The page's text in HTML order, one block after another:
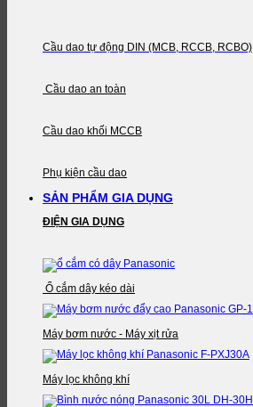
Cầu dao tự động DIN (MCB, RCCB, RCBO)
Cầu dao an toàn
Cầu dao khối MCCB
Phụ kiện cầu dao
SẢN PHẨM GIA DỤNG
ĐIỆN GIA DỤNG
Ổ cắm dây kéo dài
Máy bơm nước - Máy xịt rửa
Máy lọc không khí